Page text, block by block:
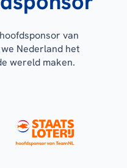
van
Nederland het
wereld maken.